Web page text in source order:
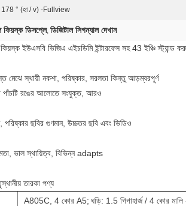
° (হা / v) -Fullview
কিয়স্ক ডিসপ্লে, ডিজিটাল সিগন্যাল দেখান
কিয়স্ক ইউএসবি ভিজিএ এইচডিমি ইন্টারফেস সহ 43 ইঞ্চি স্ট্যান্ড
মেঝে স্থায়ী নকশা, পরিষ্কার, সরলতা কিন্তু আড়ম্বরপূর্ণ
পাঁচটি রঙের আলোতে সংযুক্ত, আরও
ছবির গুণমান, উচ্চতর ছবি এবং ভিডিও
ভাল স্থায়িত্ব, বিভিন্ন adapts
তারকা পণ্য
A805C, 4 কোর A5; ঘড়ি: 1.5 গিগাহার্জ / 4 কোর